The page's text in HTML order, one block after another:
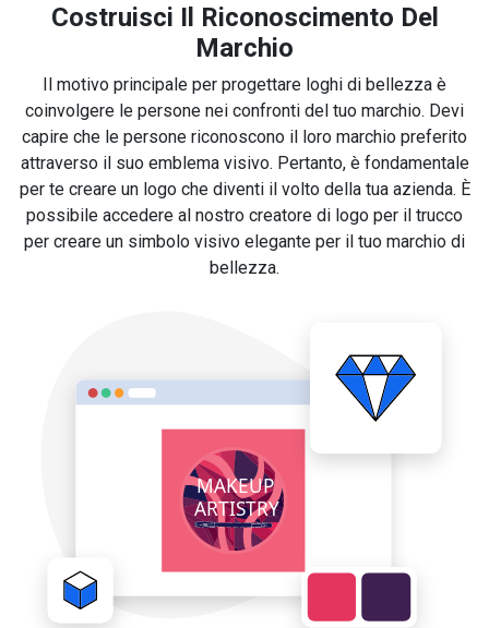
Costruisci Il Riconoscimento Del
Marchio
Il motivo principale per progettare loghi di bellezza è
coinvolgere le persone nei confronti del tuo marchio. Devi
capire che le persone riconoscono il loro marchio preferito
attraverso il suo emblema visivo. Pertanto, è fondamentale
per te creare un logo che diventi il volto della tua azienda. È
possibile accedere al nostro creatore di logo per il trucco
per creare un simbolo visivo elegante per il tuo marchio di
bellezza.